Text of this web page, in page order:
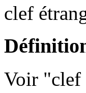
clef
Voir "clef